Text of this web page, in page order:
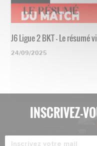
J6 Ligue 2 BKT - Le résumé
24/09/2025
INSCRIVEZ-